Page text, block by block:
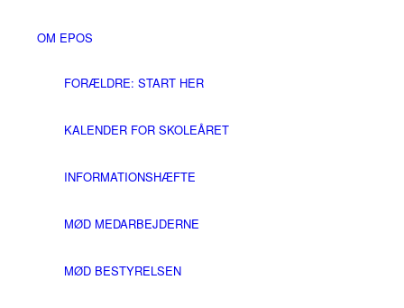
OM EPOS
FORÆLDRE: START HER
KALENDER FOR SKOLEÅRET
INFORMATIONSHÆFTE
MØD MEDARBEJDERNE
MØD BESTYRELSEN